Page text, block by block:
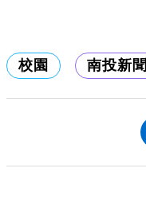
校園 南投新聞